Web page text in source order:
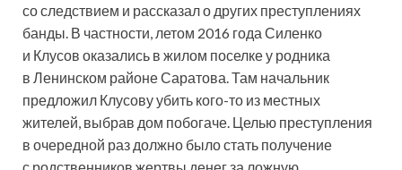
со следствием и рассказал о других преступлениях
банды. В частности, летом 2016 года Силенко
и Клусов оказались в жилом поселке у родника
в Ленинском районе Саратова. Там начальник
предложил Клусову убить кого-то из местных
жителей, выбрав дом побогаче. Целью преступления
в очередной раз должно было стать получение
с родственников жертвы денег за ложную